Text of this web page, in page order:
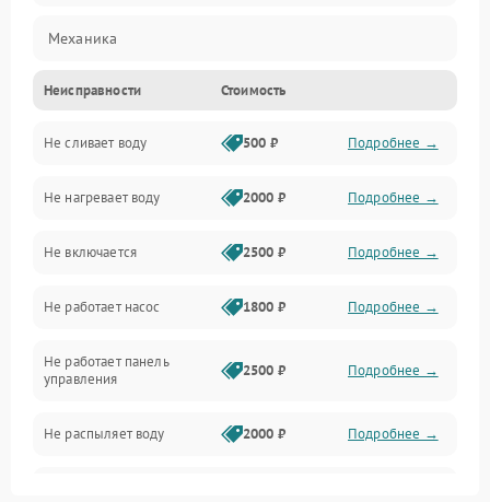
Механика
Управление
Электропитание
Датчики
Нагрев
Вода
Гигиена
Программное обеспечение
Неисправности Стоимость
Не сливает воду 500 ₽ Подробнее →
Не нагревает воду 2000 ₽ Подробнее →
Не включается 2500 ₽ Подробнее →
Не работает насос 1800 ₽ Подробнее →
Не работает панель
управления
2500 ₽ Подробнее →
Не распыляет воду 2000 ₽ Подробнее →